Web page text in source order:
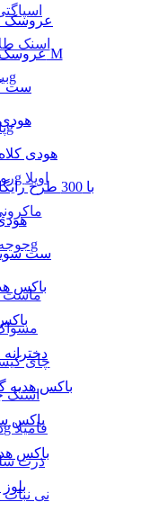
اسپاگتی 1.2 رشته ای 700
اسنک طلایی
روغن سرخ کردنی بدون پالم 810g اویلا
ماکرونی
ماست کم چرب
چای کیسه ای
اسنک چرخی
دمنوش میوه ای سیب و هل 70g فامیلا
ذرت
نی نبات
عروسک خرس
عروسک خمیری طرح دختر بادکنک مدل M
ست
هودی
هودی کلاه دار قد 90
اسپری تتو موقت 140 میلی ROLS با 300 طرح رایگان
ست
باکس
عروسک خمیری طرح LOVE دخترانه
باکس هدیه
باکس
باکس